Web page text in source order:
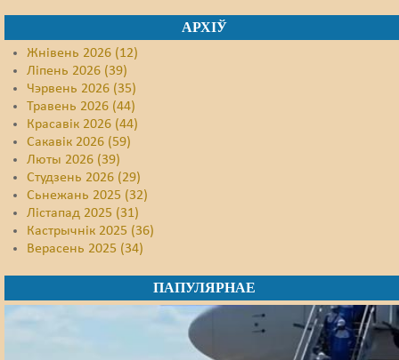
АРХІЎ
Жнівень 2026 (12)
Ліпень 2026 (39)
Чэрвень 2026 (35)
Травень 2026 (44)
Красавік 2026 (44)
Сакавік 2026 (59)
Люты 2026 (39)
Студзень 2026 (29)
Сьнежань 2025 (32)
Лістапад 2025 (31)
Кастрычнік 2025 (36)
Верасень 2025 (34)
ПАПУЛЯРНАЕ